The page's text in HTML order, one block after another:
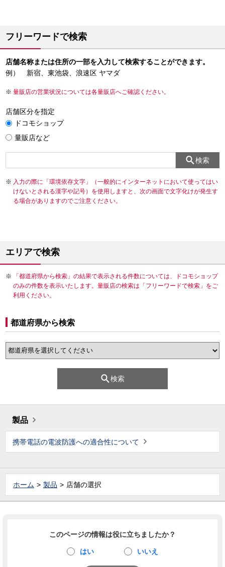
フリーワードで検索
店舗名称または住所の一部を入力して検索することができます。
例） 新宿、東池袋、浪速区 ヤマダ
量販店の営業状況については各量販店へご確認ください。
店舗区分を指定
ドコモショップ
量販店など
検索
入力の際に「環境依存文字」（一般的にインターネットにおいて使ってはい
けないとされる漢字や記号）を使用しますと、次の画面で文字化けが発生す
る場合がありますのでご注意ください。
エリアで検索
「都道府県から検索」の結果で表示される件数については、ドコモショップ
のみの件数を表示いたします。量販店の検索は「フリーワードで検索」をご
利用ください。
都道府県から検索
検索
製品
携帯電話の電波防護への適合性について
ホーム 製品 店舗の選択
このページの情報は役に立ちましたか？
はい いいえ